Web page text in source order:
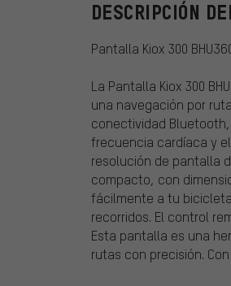
DESCRIPCIÓN
Pantalla Kiox 300
La Pantalla Kiox 300
una navegación por
conectividad
frecuencia cardíaca y
resolución de pantalla
compacto, con
fácilmente a tu
recorridos. El control
Esta pantalla es una
rutas con precisión.